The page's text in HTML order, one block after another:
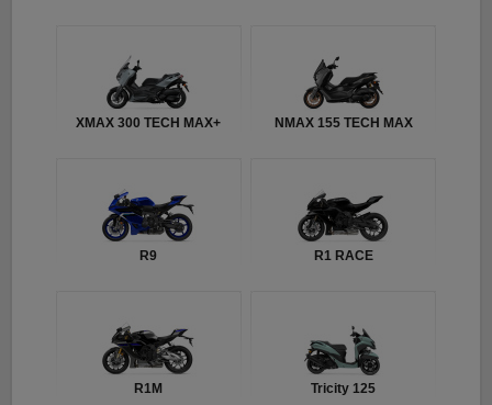
XMAX 300 TECH MAX+ NMAX 155 TECH MAX
R9 R1 RACE
R1M Tricity 125